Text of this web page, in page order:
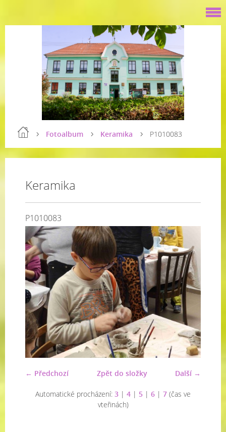
Fotoalbum Keramika P1010083
Keramika
P1010083
← Předchozí Další →
Zpět do složky
Automatické procházení: 3 | 4 | 5 | 6 | 7 (čas ve
vteřinách)